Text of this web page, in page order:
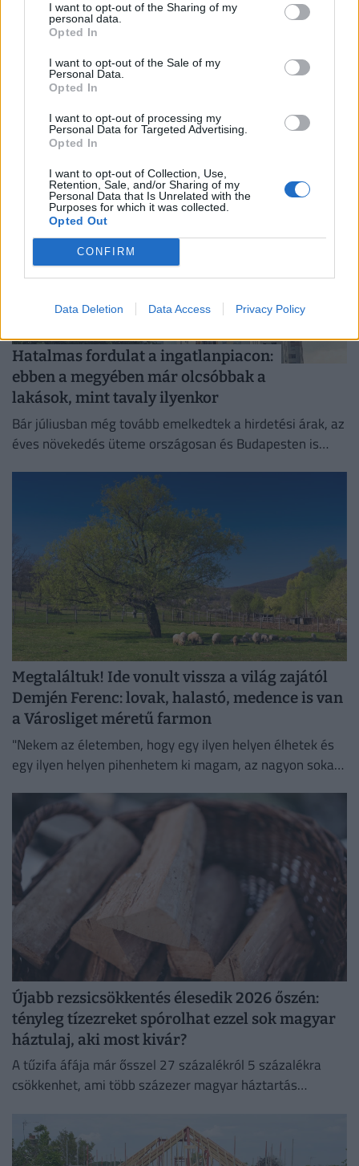
I want to opt-out of the Sharing of my
personal data.
Opted In
I want to opt-out of the Sale of my
Personal Data.
Opted In
I want to opt-out of processing my
Personal Data for Targeted Advertising.
Opted In
I want to opt-out of Collection, Use,
Retention, Sale, and/or Sharing of my
Personal Data that Is Unrelated with the
Purposes for which it was collected.
Opted Out
CONFIRM
Data Deletion Data Access Privacy Policy
Közeleg a döntés napja: holnap elárulják a
A miniszterelnök szerint nem társadalmi egyeztetés
zajlik az államfő kiválasztásáról, hanem ajánlásokat
kértek, és a folyamat a végéhez közeledik.
Hatalmas fordulat a ingatlanpiacon:
ebben a megyében már olcsóbbak a
lakások, mint tavaly ilyenkor
Bár júliusban még tovább emelkedtek a hirdetési árak, az
éves növekedés üteme országosan és Budapesten is
Megtaláltuk! Ide vonult vissza a világ zajától
Demjén Ferenc: lovak, halastó, medence is van
a Városliget méretű farmon
"Nekem az életemben, hogy egy ilyen helyen élhetek és
egy ilyen helyen pihenhetem ki magam, az nagyon sokat
természetbe."
Újabb rezsicsökkentés élesedik 2026 őszén:
tényleg tízezreket spórolhat ezzel sok magyar
háztulaj, aki most kivár?
A tűzifa áfája már ősszel 27 százalékról 5 százalékra
csökkenhet, ami több százezer magyar háztartás